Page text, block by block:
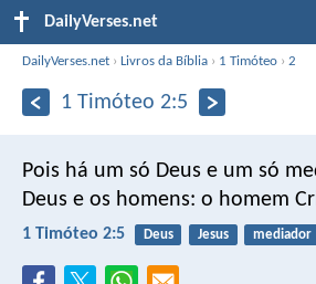
DailyVerses.net
DailyVerses.net ›Livros da Bíblia › 1 Timóteo ›2
1 Timóteo 2:5
Pois há um só Deus e um só
Deus e os homens: o homem
1 Timóteo 2:5 Deus Jesus mediador